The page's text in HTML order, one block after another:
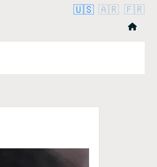
🇺🇸 🇦🇷 🇫🇷